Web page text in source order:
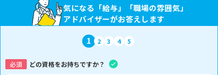
気になる「給与」「職場の雰囲気」
アドバイザーがお答えします
1 2 3 4 5
必須 どの資格をお持ちですか？